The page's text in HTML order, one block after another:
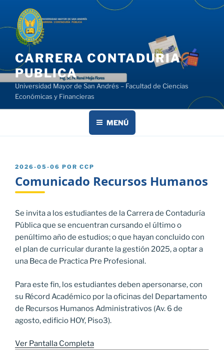
contenido
CARRERA CONTADURIA
PUBLICA
Universidad Mayor de San Andrés – Facultad de Ciencias
Económicas y Financieras
MENÚ
PUBLICADO
2026-05-06 POR CCP
Comunicado Recursos Humanos
Se invita a los estudiantes de la Carrera de Contaduría
Pública que se encuentran cursando el último o
penúltimo año de estudios; o que hayan concluido con
el plan de curricular durante la gestión 2025, a optar a
una Beca de Practica Pre Profesional.
Para este fin, los estudiantes deben apersonarse, con
su Récord Académico por la oficinas del Departamento
de Recursos Humanos Administrativos (Av. 6 de
agosto, edificio HOY, Piso3).
Ver Pantalla Completa